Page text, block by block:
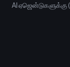
AI ஏஜென்டுகளுக்கு